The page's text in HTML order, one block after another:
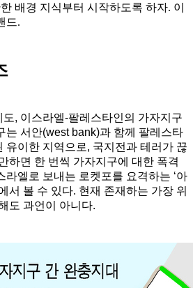
배경 지식부터 시작하도록 하자. 이
드.
, 이스라엘-팔레스타인의 가자지구
는 서안(west bank)과 함께 팔레스타
유이한 지역으로, 국지전과 테러가 끊
하면 한 번씩 가자지구에 대한 폭격
라엘로 보내는 로켓포를 요격하는 ‘아
서 볼 수 있다. 현재 존재하는 가장 위
도 과언이 아니다.